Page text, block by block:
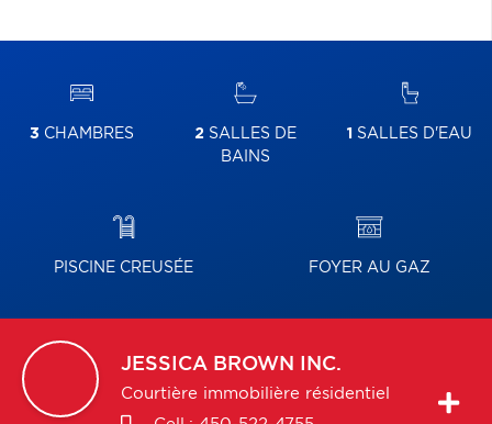
3 CHAMBRES 2 SALLES DE
BAINS
1 SALLES D'EAU
PISCINE CREUSÉE FOYER AU GAZ
JESSICA BROWN INC.
Courtière immobilière résidentiel